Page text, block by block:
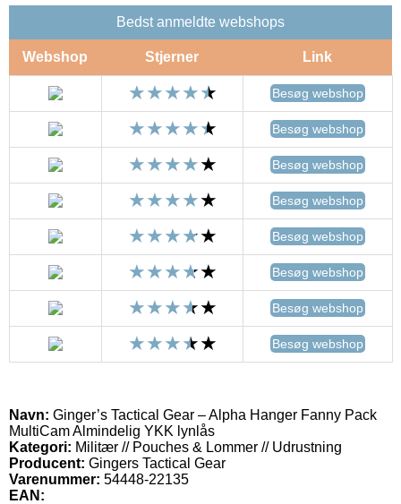
Bedst anmeldte webshops
Webshop Stjerner Link
Besøg webshop
Besøg webshop
Besøg webshop
Besøg webshop
Besøg webshop
Besøg webshop
Besøg webshop
Besøg webshop
Navn: Ginger’s Tactical Gear – Alpha Hanger Fanny Pack
MultiCam Almindelig YKK lynlås
Kategori: Militær // Pouches & Lommer // Udrustning
Producent: Gingers Tactical Gear
Varenummer: 54448-22135
EAN: